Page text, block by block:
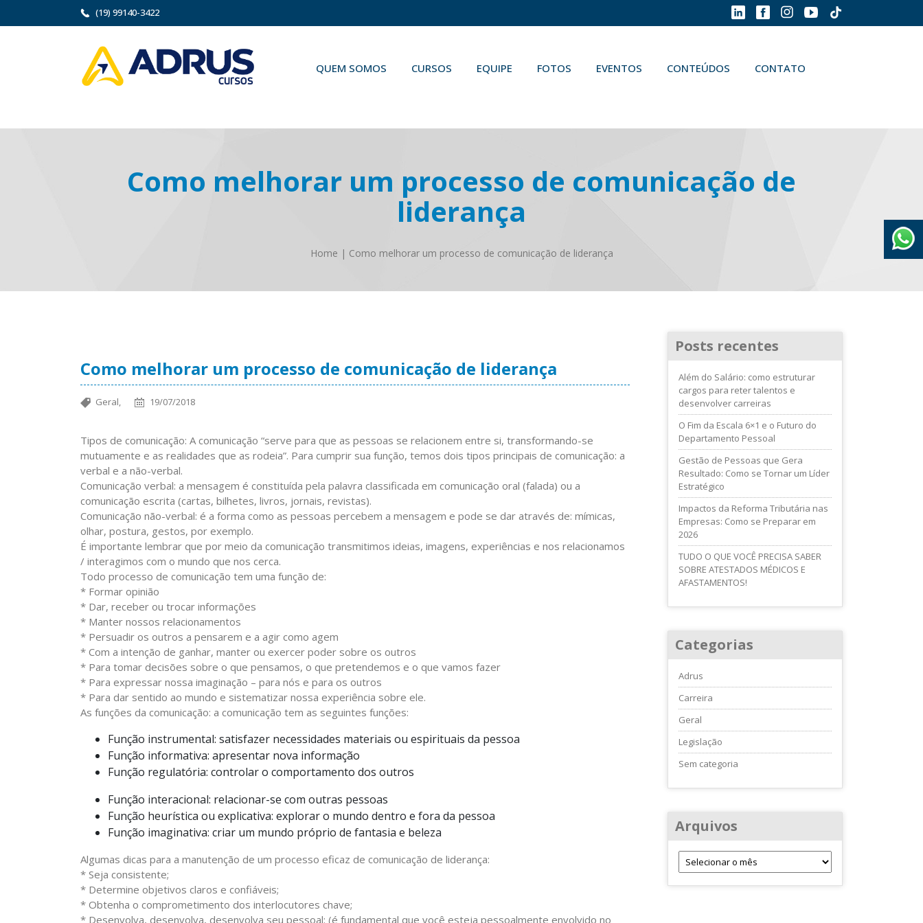
(19) 99140-3422
QUEM SOMOS CURSOS EQUIPE FOTOS EVENTOS CONTEÚDOS CONTATO
Como melhorar um processo de comunicação de
liderança
Home | Como melhorar um processo de comunicação de liderança
Como melhorar um processo de comunicação de liderança
Geral, 19/07/2018
Tipos de comunicação: A comunicação “serve para que as pessoas se relacionem entre si, transformando-se
mutuamente e as realidades que as rodeia”. Para cumprir sua função, temos dois tipos principais de comunicação: a
verbal e a não-verbal.
Comunicação verbal: a mensagem é constituída pela palavra classificada em comunicação oral (falada) ou a
comunicação escrita (cartas, bilhetes, livros, jornais, revistas).
Comunicação não-verbal: é a forma como as pessoas percebem a mensagem e pode se dar através de: mímicas,
olhar, postura, gestos, por exemplo.
É importante lembrar que por meio da comunicação transmitimos ideias, imagens, experiências e nos relacionamos
/ interagimos com o mundo que nos cerca.
Todo processo de comunicação tem uma função de:
* Formar opinião
* Dar, receber ou trocar informações
* Manter nossos relacionamentos
* Persuadir os outros a pensarem e a agir como agem
* Com a intenção de ganhar, manter ou exercer poder sobre os outros
* Para tomar decisões sobre o que pensamos, o que pretendemos e o que vamos fazer
* Para expressar nossa imaginação – para nós e para os outros
* Para dar sentido ao mundo e sistematizar nossa experiência sobre ele.
As funções da comunicação: a comunicação tem as seguintes funções:
Função instrumental: satisfazer necessidades materiais ou espirituais da pessoa
Função informativa: apresentar nova informação
Função regulatória: controlar o comportamento dos outros
Função interacional: relacionar-se com outras pessoas
Função heurística ou explicativa: explorar o mundo dentro e fora da pessoa
Função imaginativa: criar um mundo próprio de fantasia e beleza
Algumas dicas para a manutenção de um processo eficaz de comunicação de liderança:
* Seja consistente;
* Determine objetivos claros e confiáveis;
* Obtenha o comprometimento dos interlocutores chave;
* Desenvolva, desenvolva, desenvolva seu pessoal: (é fundamental que você esteja pessoalmente envolvido no
Posts recentes
Além do Salário: como estruturar
cargos para reter talentos e
desenvolver carreiras
O Fim da Escala 6×1 e o Futuro do
Departamento Pessoal
Gestão de Pessoas que Gera
Resultado: Como se Tornar um Líder
Estratégico
Impactos da Reforma Tributária nas
Empresas: Como se Preparar em
2026
TUDO O QUE VOCÊ PRECISA SABER
SOBRE ATESTADOS MÉDICOS E
AFASTAMENTOS!
Categorias
Adrus
Carreira
Geral
Legislação
Sem categoria
Arquivos